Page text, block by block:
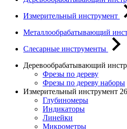
Измерительный инструмент
Металлообрабатывающий
Слесарные инструменты
Деревообрабатывающий
Фрезы по дереву
Фрезы по дереву наборы
Измерительный инструмент
Глубиномеры
Индикаторы
Линейки
Микрометры